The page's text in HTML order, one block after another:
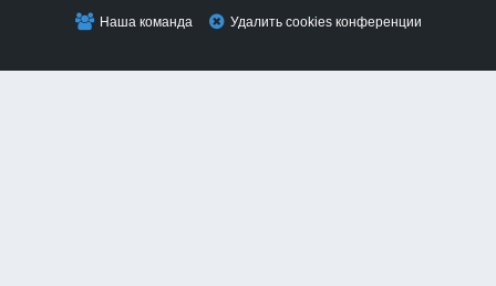
Наша команда Удалить cookies конференции